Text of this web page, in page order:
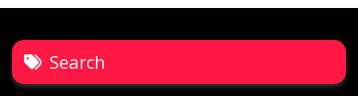
Search